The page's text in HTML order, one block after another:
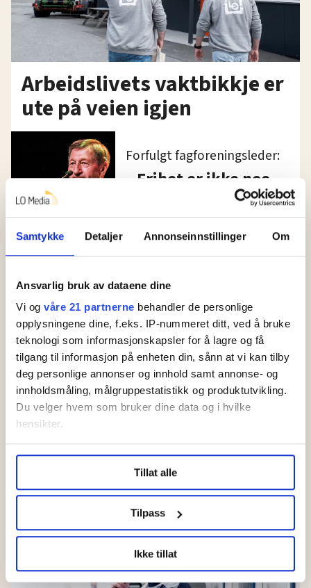
Samtykke Detaljer Annonseinnstillinger Om
Ansvarlig bruk av dataene dine
Vi og våre 21 partnerne behandler de personlige
opplysningene dine, f.eks. IP-nummeret ditt, ved å bruke
teknologi som informasjonskapsler for å lagre og få
tilgang til informasjon på enheten din, sånn at vi kan tilby
deg personlige annonser og innhold samt annonse- og
innholdsmåling, målgruppestatistikk og produktutvikling.
Du velger hvem som bruker dine data og i hvilke
hensikter.
Undermer infokan du lese om hvordan dine personlige
data behandles og hvordan du kan velge hvordan de skal
brukes. Du kan hele tiden endre eller trekke tilbake ditt
samtykke fra erklæringen om informasjonskapsler.
LO Medias publikasjoner frifagbevegelse.no, hk-nytt.no
og fontene.no bruker informasjonskapsler (cookies) for å
lære hvordan våre nettsider blir brukt slik at vi tilby
Tillat alle
Tilpass
Ikke tillat
Arbeidslivets vaktbikkje er
ute på veien igjen
Forfulgt fagforeningsleder:
– Frihet er ikke noe
som drysser ned fra
himmelen
Se bildene fra pride-
Isabell fikk jobb i
varehus fordi KI
pekte på henne
Sykehjem testet KI-
turnus: – Katastrofalt
Ebola-variant uten
kur sprer seg: – Har
hørt at folk dør